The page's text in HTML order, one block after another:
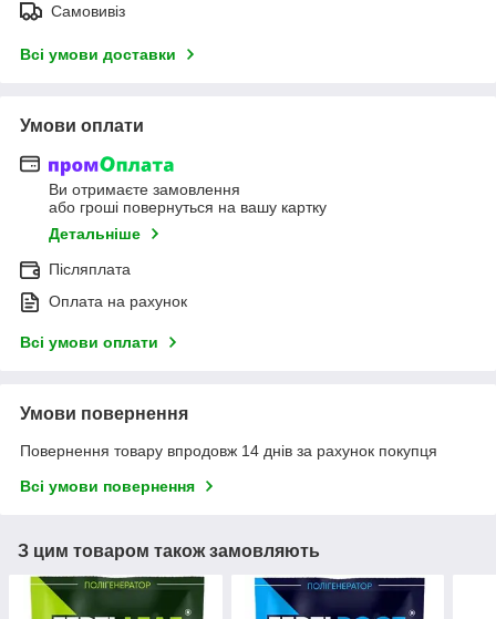
Самовивіз
Всі умови доставки
Умови оплати
Ви отримаєте замовлення
або гроші повернуться на вашу картку
Детальніше
Післяплата
Оплата на рахунок
Всі умови оплати
Умови повернення
Повернення товару впродовж 14 днів за рахунок покупця
Всі умови повернення
З цим товаром також замовляють